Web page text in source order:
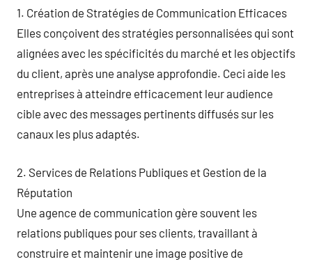
1. Création de Stratégies de Communication Efficaces
Elles conçoivent des stratégies personnalisées qui sont
alignées avec les spécificités du marché et les objectifs
du client, après une analyse approfondie. Ceci aide les
entreprises à atteindre efficacement leur audience
cible avec des messages pertinents diffusés sur les
canaux les plus adaptés.
2. Services de Relations Publiques et Gestion de la
Réputation
Une agence de communication gère souvent les
relations publiques pour ses clients, travaillant à
construire et maintenir une image positive de